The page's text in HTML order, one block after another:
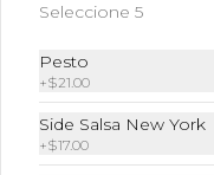
Lata 355 ml
Seleccione 5
Pesto
+$21.00
Side Salsa New York
+$17.00